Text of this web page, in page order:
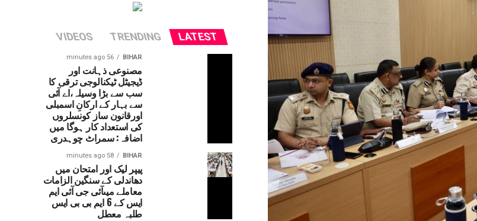
LATEST
TRENDING
VIDEOS
BIHAR
56 minutes ago
مصنوعی ذہانت اور
ڈیجیٹل ٹیکنالوجی ترقی کا
سب سے بڑا وسیلہ،اے آئی
سے بہار کے ارکانِ اسمبلی
اورقانون ساز کونسلروں
کی استعداد کار ہوگا میں
اضافہ: سمراٹ چوہدری
BIHAR
58 minutes ago
پیپر لیک اور امتحان میں
دھاندلی کے سنگین الزامات
معاملے میںآئی جی آئی ایم
ایس کے 6 ایم بی بی ایس
طلبہ معطل